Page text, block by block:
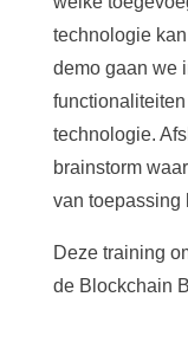
technologie
demo gaan we
technologie.
brainstorm
van toepassing
Deze training
de Blockchain